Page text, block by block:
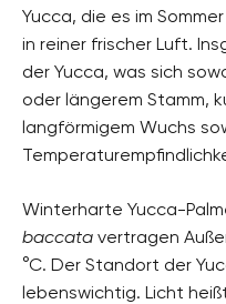
Yucca, die es im
in reiner frischer Luft.
der Yucca, was sich
oder längerem Stamm,
langförmigem Wuchs
Winterharte Yucca-
baccata vertragen
°C. Der Standort der
lebenswichtig. Licht